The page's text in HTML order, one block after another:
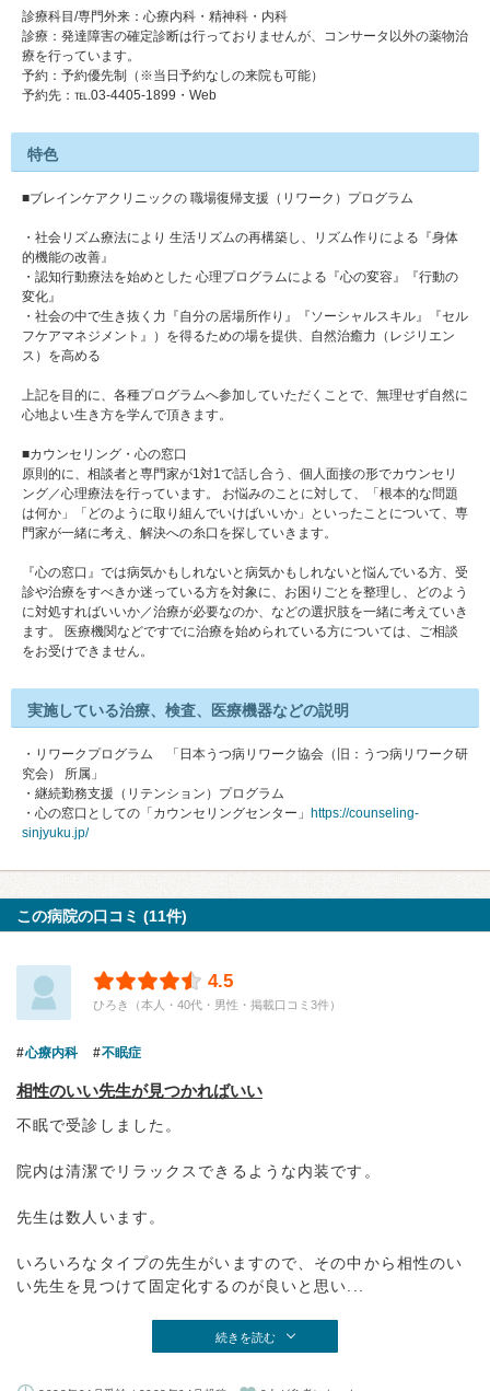
診療科目/専門外来：心療内科・精神科・内科
診療：発達障害の確定診断は行っておりませんが、コンサータ以外の薬物治
療を行っています。
予約：予約優先制（※当日予約なしの来院も可能）
予約先：℡.03‐4405-1899・Web
特色
■ブレインケアクリニックの 職場復帰支援（リワーク）プログラム
・社会リズム療法により 生活リズムの再構築し、リズム作りによる『身体
的機能の改善』
・認知行動療法を始めとした 心理プログラムによる『心の変容』『行動の
変化』
・社会の中で生き抜く力『自分の居場所作り』『ソーシャルスキル』『セル
フケアマネジメント』）を得るための場を提供、自然治癒力（レジリエン
ス）を高める
上記を目的に、各種プログラムへ参加していただくことで、無理せず自然に
心地よい生き方を学んで頂きます。
■カウンセリング・心の窓口
原則的に、相談者と専門家が1対1で話し合う、個人面接の形でカウンセリ
ング／心理療法を行っています。 お悩みのことに対して、「根本的な問題
は何か」「どのように取り組んでいけばいいか」といったことについて、専
門家が一緒に考え、解決への糸口を探していきます。
『心の窓口』では病気かもしれないと病気かもしれないと悩んでいる方、受
診や治療をすべきか迷っている方を対象に、お困りごとを整理し、どのよう
に対処すればいいか／治療が必要なのか、などの選択肢を一緒に考えていき
ます。 医療機関などですでに治療を始められている方については、ご相談
をお受けできません。
実施している治療、検査、医療機器などの説明
・リワークプログラム 「日本うつ病リワーク協会（旧：うつ病リワーク研
究会） 所属」
・継続勤務支援（リテンション）プログラム
・心の窓口としての「カウンセリングセンター」 https://counseling-
sinjyuku.jp/
この病院の口コミ (11件)
4.5
ひろき（本人・40代・男性・掲載口コミ3件）
心療内科 不眠症
相性のいい先生が見つかればいい
不眠で受診しました。
院内は清潔でリラックスできるような内装です。
先生は数人います。
いろいろなタイプの先生がいますので、その中から相性のい
い先生を見つけて固定化するのが良いと思い...
続きを読む